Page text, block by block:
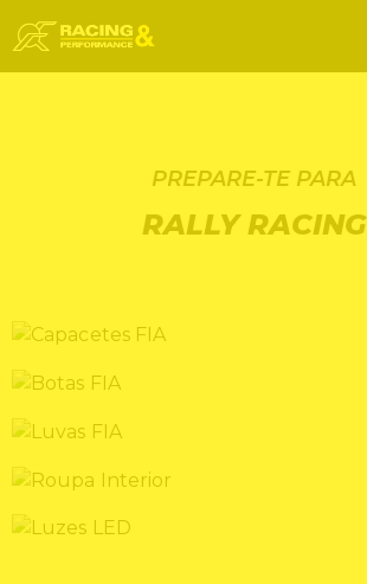
PREPARE-TE PARA
RALLY RACING
LUVAS FIA